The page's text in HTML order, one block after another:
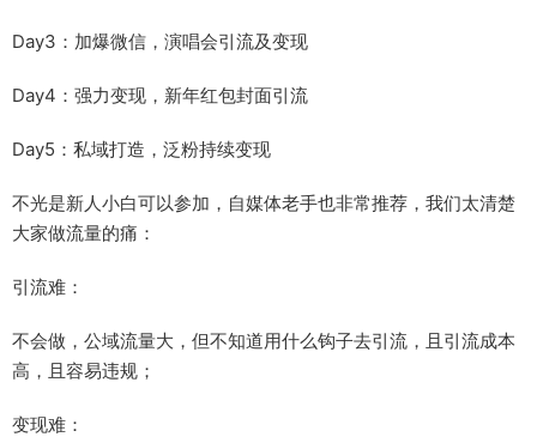
Day3：加爆微信，演唱会引流及变现​
Day4：强力变现，新年红包封面引流​
Day5：私域打造，泛粉持续变现​
不光是新人小白可以参加，自媒体老手也非常推荐，我们太清楚
大家做流量的痛：​
引流难：​
不会做，公域流量大，但不知道用什么钩子去引流，且引流成本
高，且容易违规；​
变现难：​